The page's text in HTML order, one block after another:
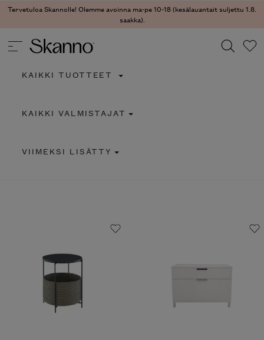
Tervetuloa Skannolle! Olemme avoinna ma-pe 10-18 (kesälauantait suljettu 1.8.
saakka).
Type 2 or more characters for results.
KAIKKI TUOTTEET
KAIKKI VALMISTAJAT
VIIMEKSI LISÄTTY